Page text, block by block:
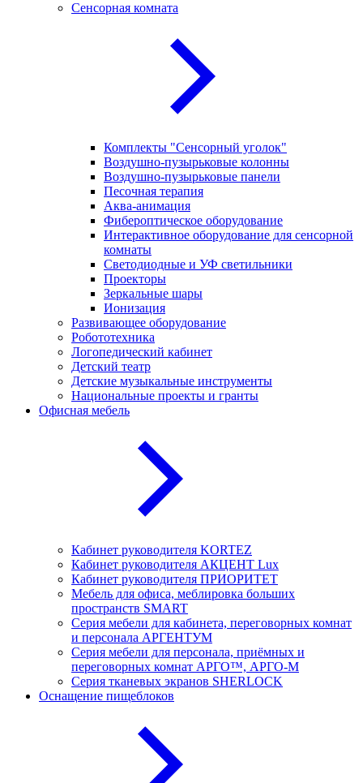
Сенсорная комната
Комплекты "Сенсорный уголок"
Воздушно-пузырьковые колонны
Воздушно-пузырьковые панели
Песочная терапия
Аква-анимация
Фибероптическое оборудование
Интерактивное оборудование для сенсорной
комнаты
Светодиодные и УФ светильники
Проекторы
Зеркальные шары
Ионизация
Развивающее оборудование
Робототехника
Логопедический кабинет
Детский театр
Детские музыкальные инструменты
Национальные проекты и гранты
Офисная мебель
Кабинет руководителя KORTEZ
Кабинет руководителя АКЦЕНТ Lux
Кабинет руководителя ПРИОРИТЕТ
Мебель для офиса, меблировка больших
пространств SMART
Серия мебели для кабинета, переговорных комнат
и персонала АРГЕНТУМ
Серия мебели для персонала, приёмных и
переговорных комнат АРГО™, АРГО-М
Серия тканевых экранов SHERLOCK
Оснащение пищеблоков